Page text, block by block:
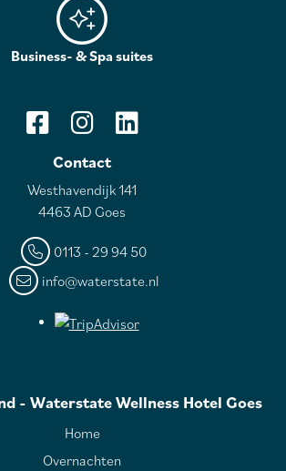
Business- & Spa suites
Contact
Westhavendijk 141
4463 AD Goes
0113 - 29 94 50
info@waterstate.nl
- Waterstate Wellness Hotel Goes
Home
Overnachten